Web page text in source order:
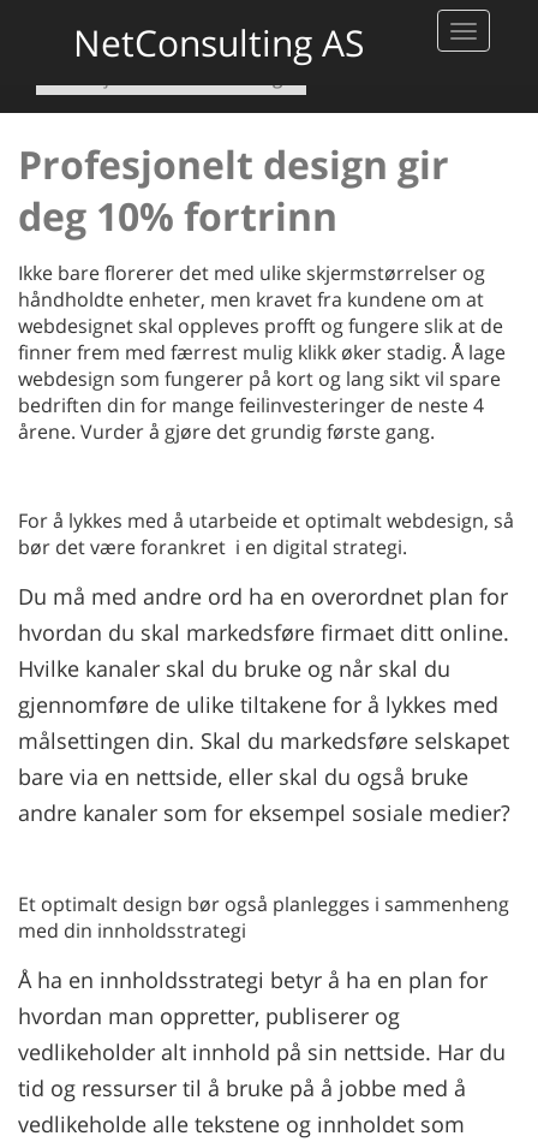
Toggle
NetConsulting AS
Profesjonelt design gir
deg 10% fortrinn
Ikke bare florerer det med ulike skjermstørrelser og
håndholdte enheter, men kravet fra kundene om at
webdesignet skal oppleves profft og fungere slik at de
finner frem med færrest mulig klikk øker stadig. Å lage
webdesign som fungerer på kort og lang sikt vil spare
bedriften din for mange feilinvesteringer de neste 4
årene. Vurder å gjøre det grundig første gang.
For å lykkes med å utarbeide et optimalt webdesign, så
bør det være forankret i en digital strategi.
Du må med andre ord ha en overordnet plan for
hvordan du skal markedsføre firmaet ditt online.
Hvilke kanaler skal du bruke og når skal du
gjennomføre de ulike tiltakene for å lykkes med
målsettingen din. Skal du markedsføre selskapet
bare via en nettside, eller skal du også bruke
andre kanaler som for eksempel sosiale medier?
Et optimalt design bør også planlegges i sammenheng
med din innholdsstrategi
Å ha en innholdsstrategi betyr å ha en plan for
hvordan man oppretter, publiserer og
vedlikeholder alt innhold på sin nettside. Har du
tid og ressurser til å bruke på å jobbe med å
vedlikeholde alle tekstene og innholdet som